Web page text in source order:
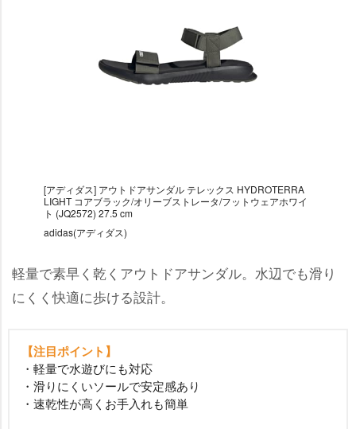
[アディダス] アウトドアサンダル テレックス HYDROTERRA
LIGHT コアブラック/オリーブストレータ/フットウェアホワイ
ト (JQ2572) 27.5 cm
adidas(アディダス)
軽量で素早く乾くアウトドアサンダル。水辺でも滑り
にくく快適に歩ける設計。
【注目ポイント】
・軽量で水遊びにも対応
・滑りにくいソールで安定感あり
・速乾性が高くお手入れも簡単